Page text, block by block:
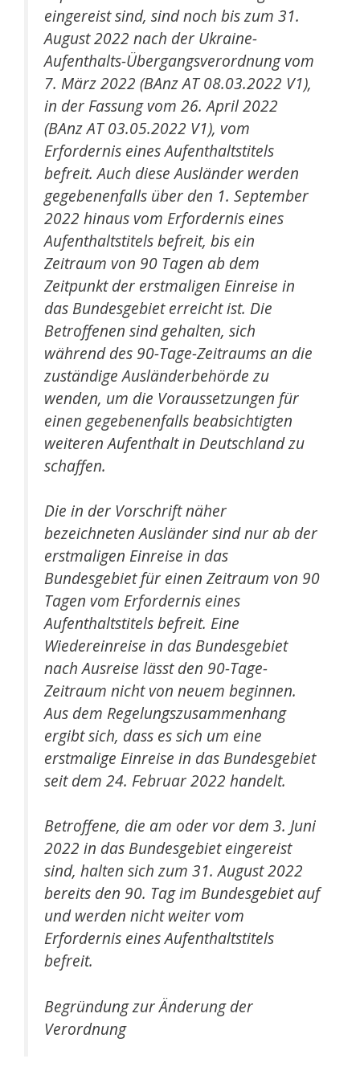
eingereist sind, sind noch bis zum 31.
August 2022 nach der Ukraine-
Aufenthalts-Übergangsverordnung vom
7. März 2022 (BAnz AT 08.03.2022 V1),
in der Fassung vom 26. April 2022
(BAnz AT 03.05.2022 V1), vom
Erfordernis eines Aufenthaltstitels
befreit. Auch diese Ausländer werden
gegebenenfalls über den 1. September
2022 hinaus vom Erfordernis eines
Aufenthaltstitels befreit, bis ein
Zeitraum von 90 Tagen ab dem
Zeitpunkt der erstmaligen Einreise in
das Bundesgebiet erreicht ist. Die
Betroffenen sind gehalten, sich
während des 90-Tage-Zeitraums an die
zuständige Ausländerbehörde zu
wenden, um die Voraussetzungen für
einen gegebenenfalls beabsichtigten
weiteren Aufenthalt in Deutschland zu
schaffen.
Die in der Vorschrift näher
bezeichneten Ausländer sind nur ab der
erstmaligen Einreise in das
Bundesgebiet für einen Zeitraum von 90
Tagen vom Erfordernis eines
Aufenthaltstitels befreit. Eine
Wiedereinreise in das Bundesgebiet
nach Ausreise lässt den 90-Tage-
Zeitraum nicht von neuem beginnen.
Aus dem Regelungszusammenhang
ergibt sich, dass es sich um eine
erstmalige Einreise in das Bundesgebiet
seit dem 24. Februar 2022 handelt.
Betroffene, die am oder vor dem 3. Juni
2022 in das Bundesgebiet eingereist
sind, halten sich zum 31. August 2022
bereits den 90. Tag im Bundesgebiet auf
und werden nicht weiter vom
Erfordernis eines Aufenthaltstitels
befreit.
Begründung zur Änderung der
Verordnung